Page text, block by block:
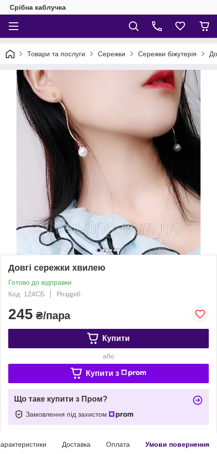
Срібна каблучка
Товари та послуги Сережки Сережки біжутерія
Довгі сережки хвилею
Готово до відправки
Код: 124СБ
Роздріб
245 ₴/пара
Купити
або
Купити з
Що таке купити з Пром?
Замовлення під захистом
Доставка Оплата Умови повернення